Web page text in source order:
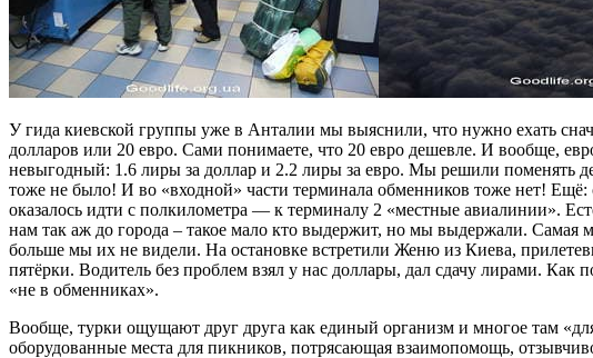
У гида киевской группы уже в Анталии мы выяснили, что нужно ехать
долларов или 20 евро. Сами понимаете, что 20 евро дешевле. И вообще,
невыгодный: 1.6 лиры за доллар и 2.2 лиры за евро. Мы решили поменять
тоже не было! И во «входной» части терминала обменников тоже нет! Ещё:
оказалось идти с полкилометра — к терминалу 2 «местные авиалинии».
нам так аж до города – такое мало кто выдержит, но мы выдержали. Самая
больше мы их не видели. На остановке встретили Женю из Киева,
пятёрки. Водитель без проблем взял у нас доллары, дал сдачу лирами.
«не в обменниках».
Вообще, турки ощущают друг друга как единый организм и многое там
оборудованные места для пикников, потрясающая взаимопомощь,